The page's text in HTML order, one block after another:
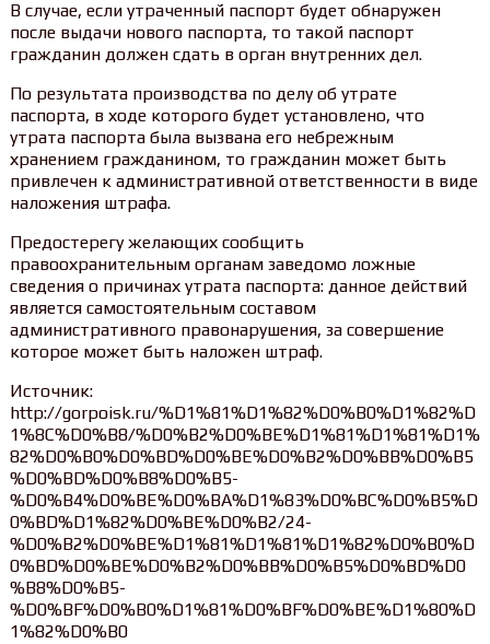
В случае, если утраченный паспорт будет обнаружен
после выдачи нового паспорта, то такой паспорт
гражданин должен сдать в орган внутренних дел.
По результата производства по делу об утрате
паспорта, в ходе которого будет установлено, что
утрата паспорта была вызвана его небрежным
хранением гражданином, то гражданин может быть
привлечен к административной ответственности в виде
наложения штрафа.
Предостерегу желающих сообщить
правоохранительным органам заведомо ложные
сведения о причинах утрата паспорта: данное действий
является самостоятельным составом
административного правонарушения, за совершение
которое может быть наложен штраф.
Источник:
http://gorpoisk.ru/%D1%81%D1%82%D0%B0%D1%82%D
1%8C%D0%B8/%D0%B2%D0%BE%D1%81%D1%81%D1%
82%D0%B0%D0%BD%D0%BE%D0%B2%D0%BB%D0%B5
%D0%BD%D0%B8%D0%B5-
%D0%B4%D0%BE%D0%BA%D1%83%D0%BC%D0%B5%D
0%BD%D1%82%D0%BE%D0%B2/24-
%D0%B2%D0%BE%D1%81%D1%81%D1%82%D0%B0%D
0%BD%D0%BE%D0%B2%D0%BB%D0%B5%D0%BD%D0
%B8%D0%B5-
%D0%BF%D0%B0%D1%81%D0%BF%D0%BE%D1%80%D
1%82%D0%B0